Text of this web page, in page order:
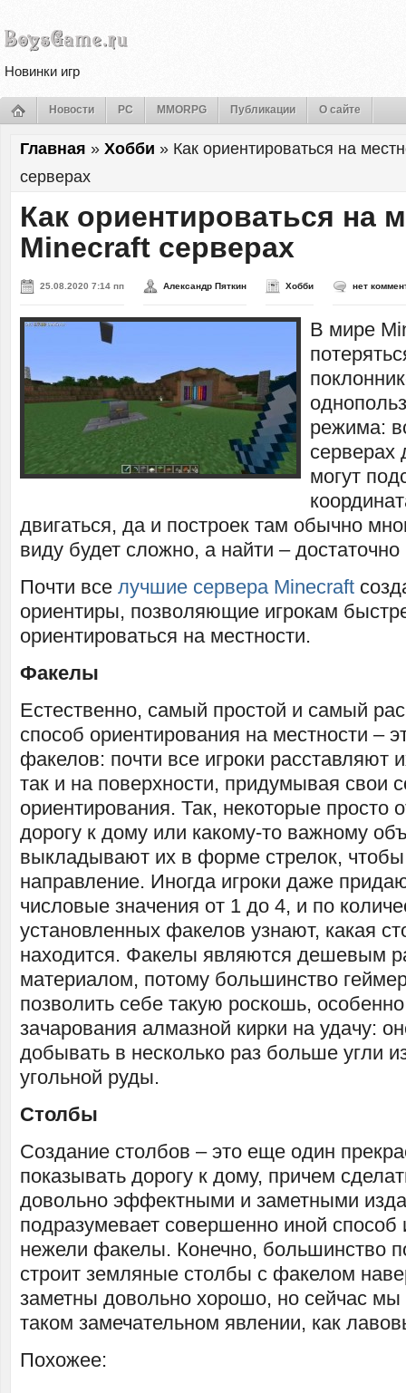
Новинки игр
Новости PC MMORPG Публикации О сайте
Главная » Хобби » Как ориентироваться на
серверах
Как ориентироваться на
Minecraft серверах
25.08.2020 7:14 пп Александр Пяткин Хобби нет
В мире
режима:
серверах
могут
двигаться, да и построек там обычно
виду будет сложно, а найти – достаточно
Почти все лучшие сервера Minecraft
ориентиры, позволяющие игрокам
ориентироваться на местности.
Факелы
Естественно, самый простой и самый
способ ориентирования на местности –
факелов: почти все игроки расставляют
так и на поверхности, придумывая свои
ориентирования. Так, некоторые просто
дорогу к дому или какому-то важному
выкладывают их в форме стрелок, чтобы
направление. Иногда игроки даже
числовые значения от 1 до 4, и по
установленных факелов узнают, какая
находится. Факелы являются дешевым
материалом, потому большинство
позволить себе такую роскошь,
зачарования алмазной кирки на удачу:
добывать в несколько раз больше угли
угольной руды.
Столбы
Создание столбов – это еще один
показывать дорогу к дому, причем
довольно эффектными и заметными
подразумевает совершенно иной способ
нежели факелы. Конечно, большинство
строит земляные столбы с факелом
заметны довольно хорошо, но сейчас мы
таком замечательном явлении, как
Похожее: